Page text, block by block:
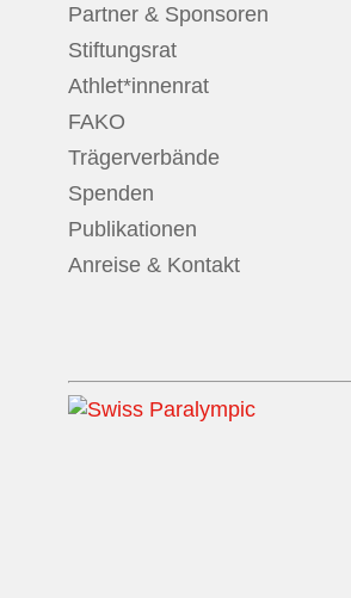
Partner & Sponsoren
Stiftungsrat
Athlet*innenrat
FAKO
Trägerverbände
Spenden
Publikationen
Anreise & Kontakt